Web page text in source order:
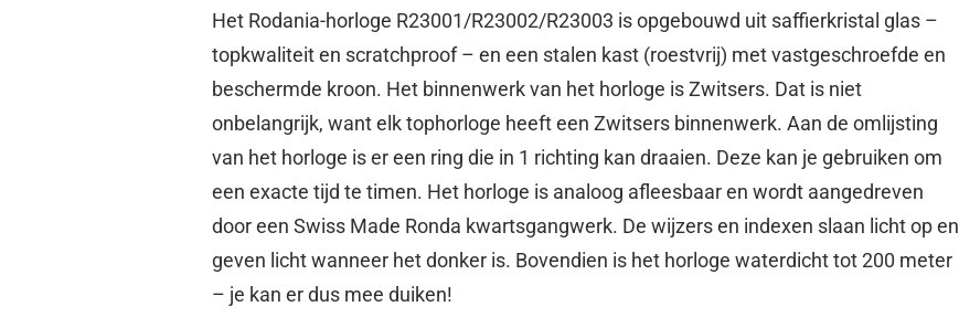
Het Rodania-horloge R23001/R23002/R23003 is opgebouwd uit saffierkristal glas –
topkwaliteit en scratchproof – en een stalen kast (roestvrij) met vastgeschroefde en
beschermde kroon. Het binnenwerk van het horloge is Zwitsers. Dat is niet
onbelangrijk, want elk tophorloge heeft een Zwitsers binnenwerk. Aan de omlijsting
van het horloge is er een ring die in 1 richting kan draaien. Deze kan je gebruiken om
een exacte tijd te timen. Het horloge is analoog afleesbaar en wordt aangedreven
door een Swiss Made Ronda kwartsgangwerk. De wijzers en indexen slaan licht op en
geven licht wanneer het donker is. Bovendien is het horloge waterdicht tot 200 meter
– je kan er dus mee duiken!